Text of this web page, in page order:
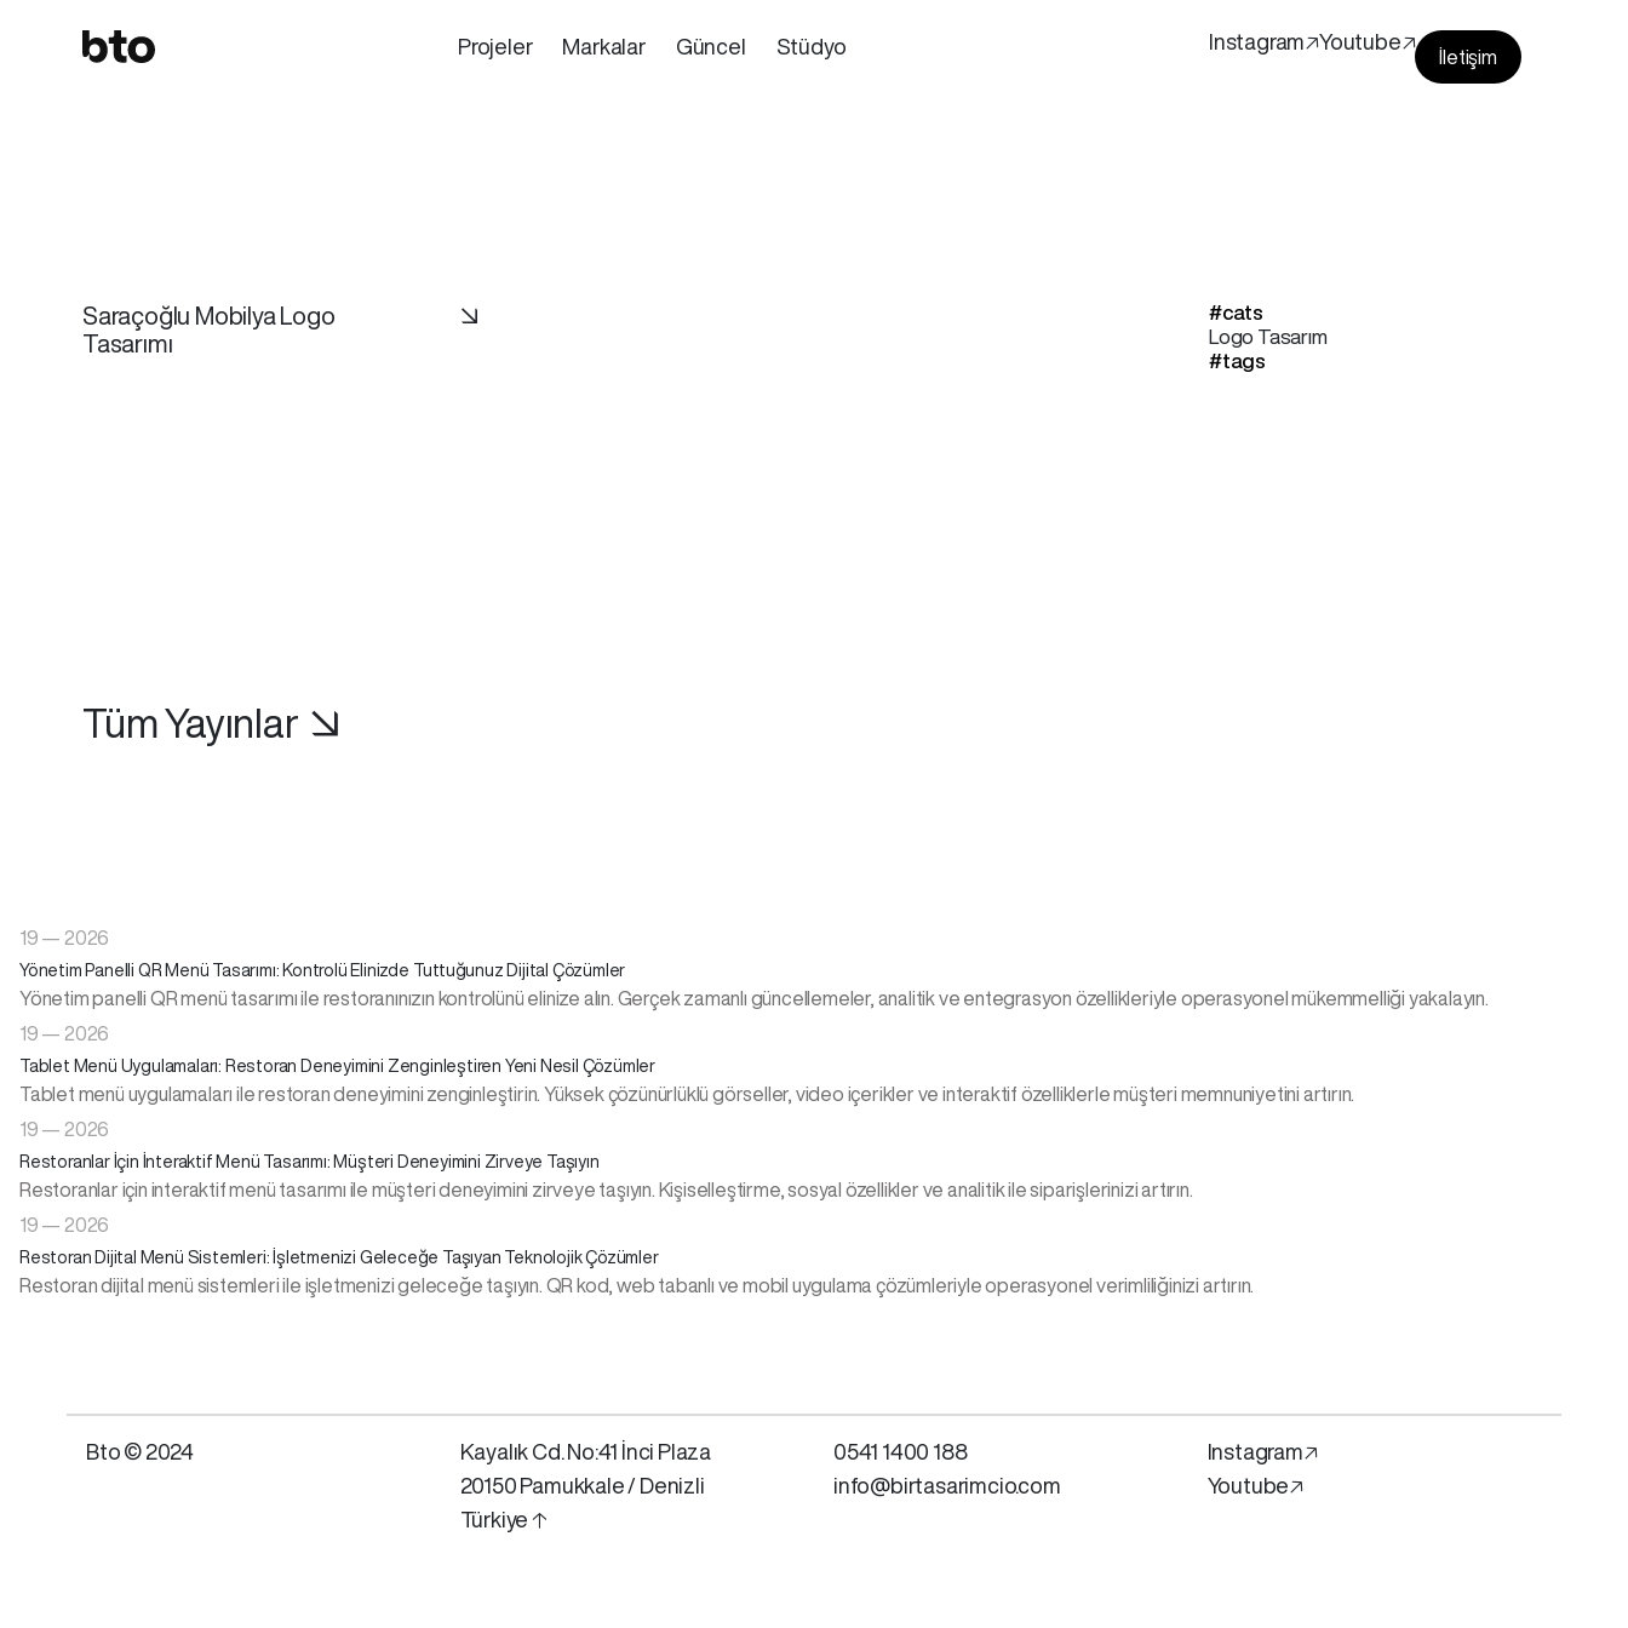
Projeler Markalar Güncel Stüdyo Instagram🡥Youtube🡥
İletişim
Saraçoğlu Mobilya Logo
Tasarımı
↘
#cats
Logo Tasarım
#tags
Tüm Yayınlar ↘
19 — 2026
Yönetim Panelli QR Menü Tasarımı: Kontrolü Elinizde Tuttuğunuz Dijital Çözümler
Yönetim panelli QR menü tasarımı ile restoranınızın kontrolünü elinize alın. Gerçek zamanlı güncellemeler, analitik ve entegrasyon özellikleriyle operasyonel mükemmelliği yakalayın.
19 — 2026
Tablet Menü Uygulamaları: Restoran Deneyimini Zenginleştiren Yeni Nesil Çözümler
Tablet menü uygulamaları ile restoran deneyimini zenginleştirin. Yüksek çözünürlüklü görseller, video içerikler ve interaktif özelliklerle müşteri memnuniyetini artırın.
19 — 2026
Restoranlar İçin İnteraktif Menü Tasarımı: Müşteri Deneyimini Zirveye Taşıyın
Restoranlar için interaktif menü tasarımı ile müşteri deneyimini zirveye taşıyın. Kişiselleştirme, sosyal özellikler ve analitik ile siparişlerinizi artırın.
19 — 2026
Restoran Dijital Menü Sistemleri: İşletmenizi Geleceğe Taşıyan Teknolojik Çözümler
Restoran dijital menü sistemleri ile işletmenizi geleceğe taşıyın. QR kod, web tabanlı ve mobil uygulama çözümleriyle operasyonel verimliliğinizi artırın.
Bto © 2024
Kayalık Cd. No:41 İnci Plaza
20150 Pamukkale / Denizli
Türkiye 🡡
0541 1400 188
info@birtasarimcio.com
Instagram🡥
Youtube🡥